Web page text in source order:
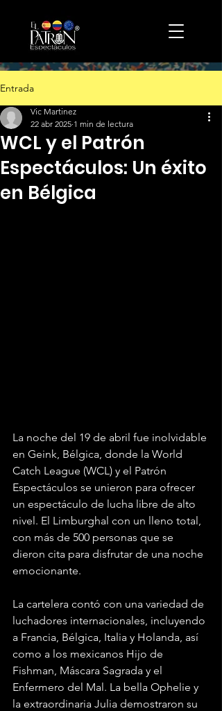
Entrada
WCL y el Patrón
Espectáculos: Un éxito
en Bélgica
Vic Martinez
22 abr 2025 1 min de lectura
La noche del 19 de abril fue inolvidable
en Geink, Bélgica, donde la World
Catch League (WCL) y el Patrón
Espectáculos se unieron para ofrecer
un espectáculo de lucha libre de alto
nivel. El Limburghal con un lleno total,
con más de 500 personas que se
dieron cita para disfrutar de una noche
emocionante.
La cartelera contó con una variedad de
luchadores internacionales, incluyendo
a Francia, Bélgica, Italia y Holanda, así
como a los mexicanos Hijo de
Fishman, Máscara Sagrada y el
Enfermero del Mal. La bella Ophelie y
la extraordinaria Julia demostraron su